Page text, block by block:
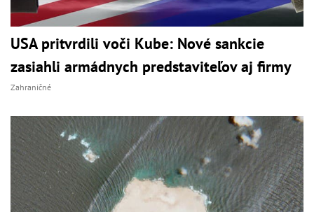
USA pritvrdili voči Kube: Nové sankcie
zasiahli armádnych predstaviteľov aj firmy
Zahraničné